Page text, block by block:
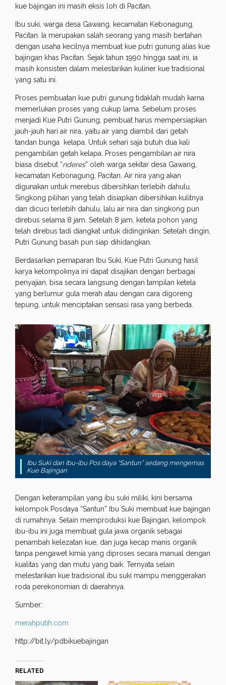
kue bajingan ini masih eksis loh di Pacitan.
Ibu suki, warga desa Gawang, kecamatan Kebonagung,
Pacitan. Ia merupakan salah seorang yang masih bertahan
dengan usaha kecilnya membuat kue putri gunung alias kue
bajingan khas Pacitan. Sejak tahun 1990 hingga saat ini, ia
masih konsisten dalam melestarikan kuliner kue tradisional
yang satu ini.
Proses pembuatan kue putri gunung tidaklah mudah karna
memerlukan proses yang cukup lama. Sebelum proses
menjadi Kue Putri Gunung, pembuat harus mempersiapkan
jauh-jauh hari air nira, yaitu air yang diambil dari getah
tandan bunga kelapa. Untuk sehari saja butuh dua kali
pengambilan getah kelapa. Proses pengambilan air nira
biasa disebut “nderes” oleh warga sekitar desa Gawang,
kecamatan Kebonagung, Pacitan. Air nira yang akan
digunakan untuk merebus dibersihkan terlebih dahulu.
Singkong pilihan yang telah disiapkan dibersihkan kulitnya
dan dicuci terlebih dahulu, lalu air nira dan singkong pun
direbus selama 8 jam. Setelah 8 jam, ketela pohon yang
telah direbus tadi diangkat untuk didinginkan. Setelah dingin,
Putri Gunung basah pun siap dihidangkan.
Berdasarkan pemaparan Ibu Suki, Kue Putri Gunung hasil
karya kelompoknya ini dapat disajikan dengan berbagai
penyajian, bisa secara langsung dengan tampilan ketela
yang berlumur gula merah atau dengan cara digoreng
tepung, untuk menciptakan sensasi rasa yang berbeda.
Ibu Suki dan Ibu-ibu Pos daya “Santun” sedang mengemas
Kue Bajingan
Dengan keterampilan yang ibu suki miliki, kini bersama
kelompok Posdaya “Santun” Ibu Suki membuat kue bajingan
di rumahnya. Selain memproduksi kue Bajingan, kelompok
ibu-ibu ini juga membuat gula jawa organik sebagai
penambah kelezatan kue, dan juga kecap manis organik
tanpa pengawet kimia yang diproses secara manual dengan
kualitas yang dan mutu yang baik. Ternyata selain
melestarikan kue tradisional ibu suki mampu menggerakan
roda perekonomian di daerahnya.
Sumber:
merahputih.com
http://bit.ly/pdbikuebajingan
RELATED